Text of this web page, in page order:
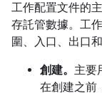
工作配置文件的
存託管數據。工
圍、入口、出口
創建。 主要
在創建之前